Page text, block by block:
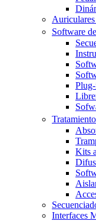
Software
Kits
Interfaces